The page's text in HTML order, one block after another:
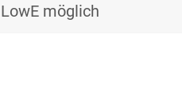
LowE möglich